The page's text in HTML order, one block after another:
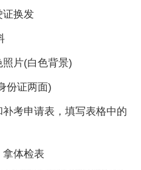
证换发
片(白色背景)
份证两面)
考申请表，填写表格中的
体检表